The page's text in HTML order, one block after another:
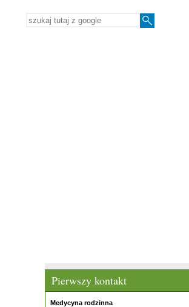
Pierwszy kontakt
Medycyna rodzinna